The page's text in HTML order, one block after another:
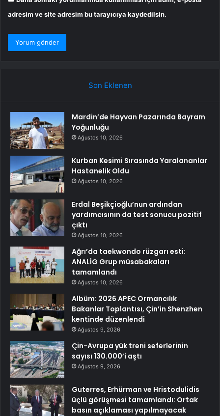
adresim ve site adresim bu tarayıcıya kaydedilsin.
Son Eklenen
Mardin’de Hayvan Pazarında Bayram
Yoğunluğu
Ağustos 10, 2026
Kurban Kesimi Sırasında Yaralananlar
Hastanelik Oldu
Ağustos 10, 2026
Erdal Beşikçioğlu’nun ardından
yardımcısının da test sonucu pozitif
çıktı
Ağustos 10, 2026
Ağrı’da taekwondo rüzgarı esti:
ANALİG Grup müsabakaları
tamamlandı
Ağustos 10, 2026
Albüm: 2026 APEC Ormancılık
Bakanlar Toplantısı, Çin’in Shenzhen
kentinde düzenlendi
Ağustos 9, 2026
Çin-Avrupa yük treni seferlerinin
sayısı 130.000’i aştı
Ağustos 9, 2026
Guterres, Erhürman ve Hristodulidis
üçlü görüşmesi tamamlandı: Ortak
basın açıklaması yapılmayacak